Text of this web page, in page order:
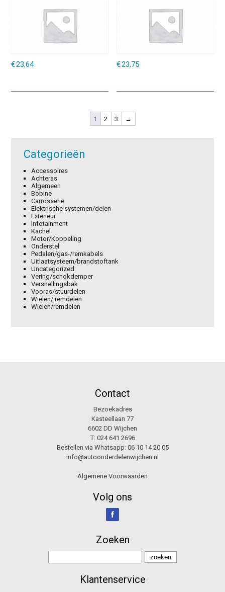
€23,64 €23,75
1 2 3 →
Categorieën
Accessoires
Achteras
Algemeen
Bobine
Carrosserie
Elektrische systemen/delen
Exterieur
Infotainment
Kachel
Motor/Koppeling
Onderstel
Pedalen/gas-/remkabels
Uitlaatsysteem/brandstoftank
Uncategorized
Vering/schokdemper
Versnellingsbak
Vooras/stuurdelen
Wielen/ remdelen
Wielen/remdelen
Contact
Bezoekadres
Kasteellaan 77
6602 DD Wijchen
T: 024 641 2696
Bestellen via Whatsapp: 06 10 14 20 05
info@autoonderdelenwijchen.nl
Algemene Voorwaarden
Volg ons
Zoeken
Klantenservice